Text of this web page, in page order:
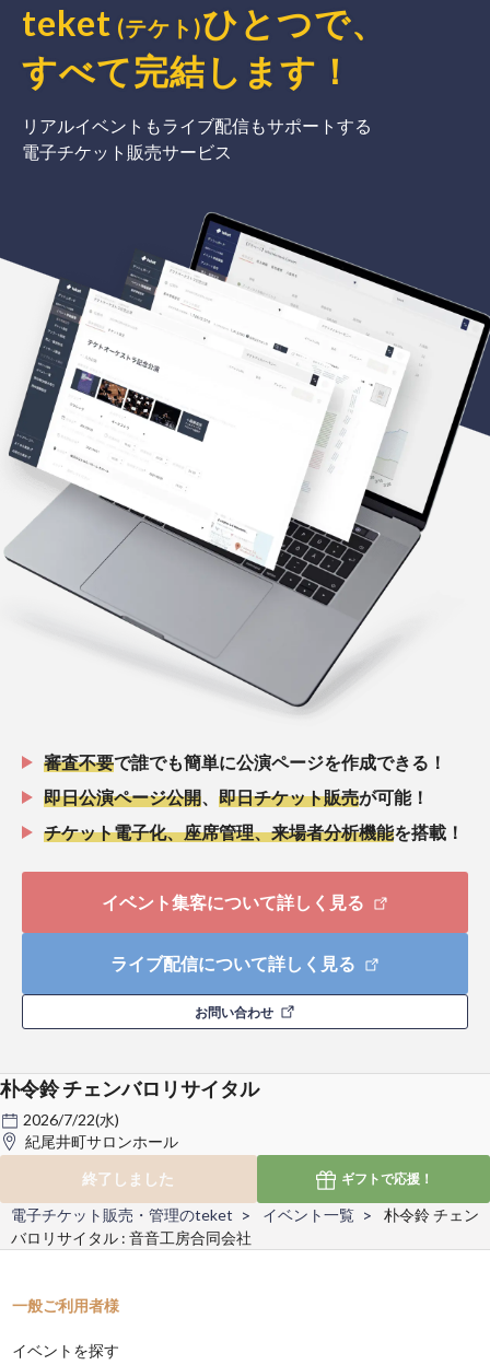
teket (テケト)ひとつで、
すべて完結 します ！
リアルイベントもライブ配信もサポートする
電子チケット販売サービス
審査不要で誰でも簡単に公演ページを作成できる！
即日公演ページ公開
即日チケット販売が可能！
チケット電子化、座席管理、来場者分析機能を搭載！
イベント集客について詳しく見る
ライブ配信について詳しく見る
お問い合わせ
朴令鈴 チェンバロリサイタル
2026/7/22(水)
紀尾井町サロンホール
終了しました
ギフトで応援！
電子チケット販売・管理のteket イベント一覧
朴令鈴 チェン
バロリサイタル : 音音工房合同会社
一般ご利用者様
イベントを探す